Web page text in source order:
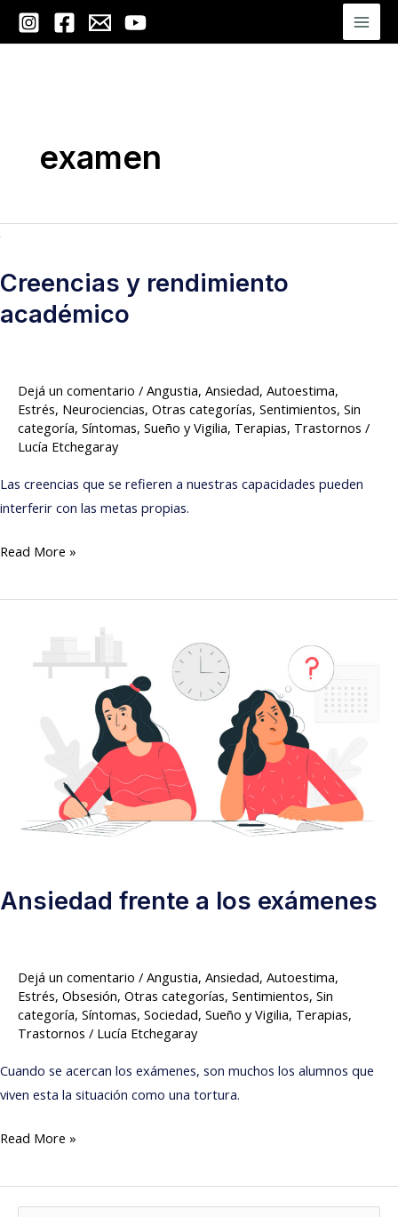
Main
examen
Creencias y rendimiento
académico
Dejá un comentario / Angustia, Ansiedad, Autoestima,
Estrés, Neurociencias, Otras categorías, Sentimientos, Sin
categoría, Síntomas, Sueño y Vigilia, Terapias, Trastornos /
Lucía Etchegaray
Las creencias que se refieren a nuestras capacidades pueden
interferir con las metas propias.
Creencias
rendimiento
académico
Read More »
Ansiedad frente a los exámenes
Dejá un comentario / Angustia, Ansiedad, Autoestima,
Estrés, Obsesión, Otras categorías, Sentimientos, Sin
categoría, Síntomas, Sociedad, Sueño y Vigilia, Terapias,
Trastornos / Lucía Etchegaray
Cuando se acercan los exámenes, son muchos los alumnos que
viven esta la situación como una tortura.
Read More »